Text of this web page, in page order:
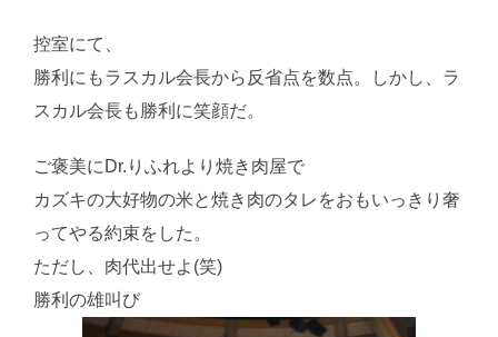
控室にて、
勝利にもラスカル会長から反省点を数点。しかし、ラ
スカル会長も勝利に笑顔だ。
ご褒美にDr.りふれより焼き肉屋で
カズキの大好物の米と焼き肉のタレをおもいっきり奢
ってやる約束をした。
ただし、肉代出せよ(笑)
勝利の雄叫び